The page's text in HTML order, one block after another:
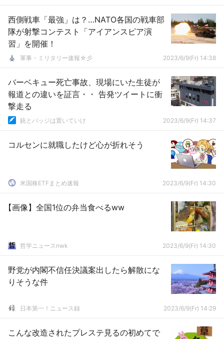
西側戦車「最強」は？…NATO各国の戦車部
隊が射撃コンテスト「アイアンスピア演
習」を開催！
軍事・ミリタリー速報☆彡 2023/6/9(Fr) 14:38
バーベキュー死亡事故、現場にいた生徒が
報道との違いを証言・・ 告発ツイートに衝
撃走る
銃とバッジは置いていけ 2023/6/9(Fr) 14:37
コルセンに就職したけど心が折れそう
米国株ETFまとめ速報 2023/6/9(Fr) 14:30
【画像】全国1位の弁当食べるww
哲学ニュースnwk 2023/6/9(Fr) 14:30
野党が内閣不信任決議案出したら解散にな
りそうな件
日本第一！ニュース録 2023/6/9(Fr) 14:29
こんな改造されたプレステ見るの初めてで